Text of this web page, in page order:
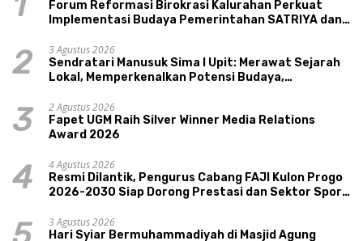
Forum Reformasi Birokrasi Kalurahan Perkuat
Implementasi Budaya Pemerintahan SATRIYA dan
2
3 Agustus 2026
Sendratari Manusuk Sima I Upit: Merawat Sejarah
Lokal, Memperkenalkan Potensi Budaya,
3
2 Agustus 2026
Fapet UGM Raih Silver Winner Media Relations
Award 2026
4
4 Agustus 2026
Resmi Dilantik, Pengurus Cabang FAJI Kulon Progo
2026-2030 Siap Dorong Prestasi dan Sektor Sport
3 Agustus 2026
Hari Syiar Bermuhammadiyah di Masjid Agung